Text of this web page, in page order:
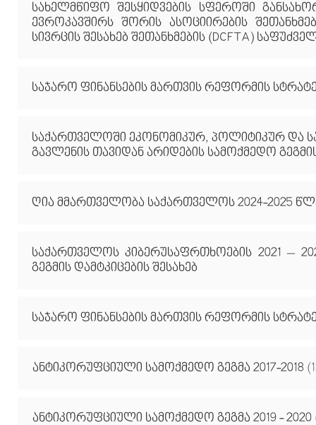
სახელმწიფო შესყიდვების სფეროში
ევროკავშირს შორის ასოციირების
სივრცის შესახებ შეთანხმების (DCFTA)
საჯარო ფინანსების მართვის რეფორმის
საქართველოში ეკონომიკურ, პოლიტიკურ და
გავლენის თავიდან არიდების სამოქმედო
ღია მმართველობა საქართველოს 2024-2025
საქართველოს კიბერუსაფრთხოების 2021 –
გეგმის დამტკიცების შესახებ
საჯარო ფინანსების მართვის რეფორმის
ანტიკორუფციული სამოქმედო გეგმა 2017-2018
ანტიკორუფციული სამოქმედო გეგმა 2019 - 2020